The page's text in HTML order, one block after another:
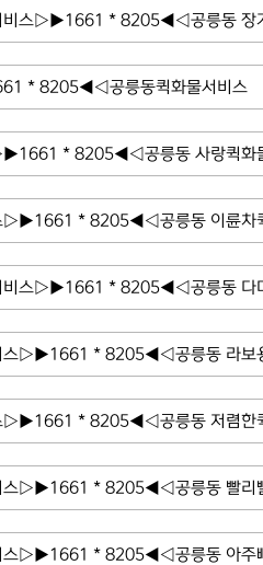
비스▷▶1661 * 8205◀◁공릉동 장
* 8205◀◁공릉동퀵화물서비스
* 8205◀◁공릉동 사랑퀵화
▷▶1661 * 8205◀◁공릉동 이륜차
비스▷▶1661 * 8205◀◁공릉동 다
스▷▶1661 * 8205◀◁공릉동 라보
▷▶1661 * 8205◀◁공릉동 저렴한
스▷▶1661 * 8205◀◁공릉동 빨리
스▷▶1661 * 8205◀◁공릉동 아주